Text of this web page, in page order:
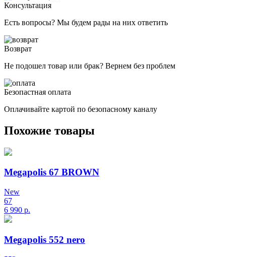
Консультация
Есть вопросы? Мы будем рады на них ответить
Возврат
Не подошел товар или брак? Вернем без проблем
Безопастная оплата
Оплачивайте картой по безопасному каналу
Похожие товары
Megapolis 67 BROWN
New
67
6 990 р.
Megapolis 552 nero